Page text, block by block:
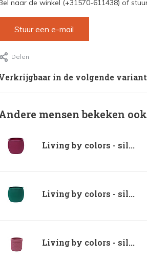
naar de winkel (+31570-611438) of
Stuur een e-mail
Delen
in de volgende
mensen bekeken
Living by colors - sil...
Living by colors - sil...
Living by colors - sil...